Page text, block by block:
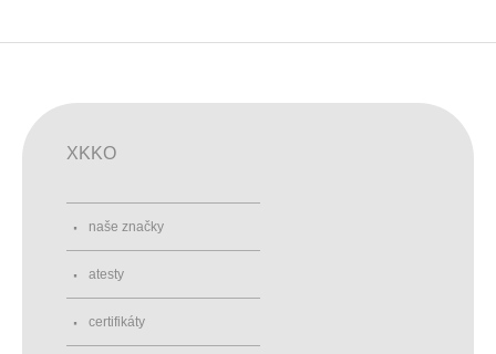
XKKO
naše značky
atesty
certifikáty